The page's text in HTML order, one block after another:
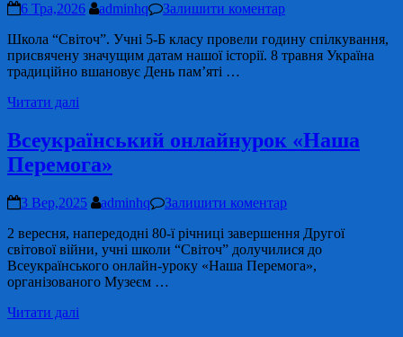
6 Тра,2026 adminhq
Залишити коментар
Школа “Світоч”. Учні 5-Б класу провели годину спілкування,
присвячену значущим датам нашої історії. 8 травня Україна
традиційно вшановує День пам’яті …
Читати далі
Всеукраїнський онлайнурок «Наша
Перемога»
3 Вер,2025 adminhq
Залишити коментар
2 вересня, напередодні 80-ї річниці завершення Другої
світової війни, учні школи “Світоч” долучилися до
Всеукраїнського онлайн-уроку «Наша Перемога»,
організованого Музеєм …
Читати далі